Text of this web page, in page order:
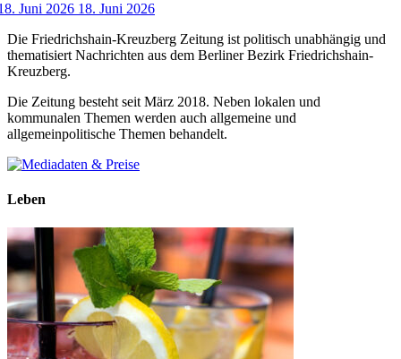
Juni 2026 18. Juni 2026
Die Friedrichshain-Kreuzberg Zeitung ist politisch unabhängig und
thematisiert Nachrichten aus dem Berliner Bezirk Friedrichshain-
Kreuzberg.
Die Zeitung besteht seit März 2018. Neben lokalen und
kommunalen Themen werden auch allgemeine und
allgemeinpolitische Themen behandelt.
Leben